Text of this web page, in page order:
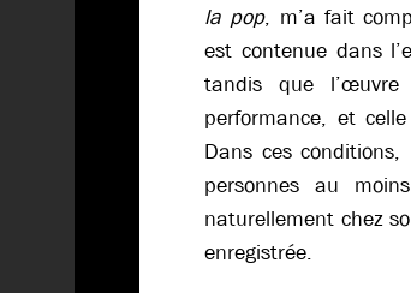
la pop, m’a fait
est contenue dans
tandis que
performance, et
Dans ces
personnes au
naturellement chez
enregistrée.